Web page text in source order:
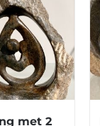
met 2